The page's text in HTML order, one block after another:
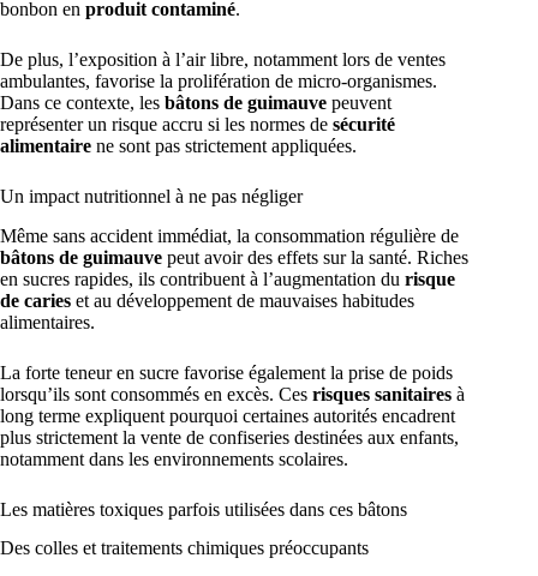
bonbon en produit contaminé.
De plus, l’exposition à l’air libre, notamment lors de ventes
ambulantes, favorise la prolifération de micro-organismes.
Dans ce contexte, les bâtons de guimauve peuvent
représenter un risque accru si les normes de sécurité
alimentaire ne sont pas strictement appliquées.
Un impact nutritionnel à ne pas négliger
Même sans accident immédiat, la consommation régulière de
bâtons de guimauve peut avoir des effets sur la santé. Riches
en sucres rapides, ils contribuent à l’augmentation du risque
de caries et au développement de mauvaises habitudes
alimentaires.
La forte teneur en sucre favorise également la prise de poids
lorsqu’ils sont consommés en excès. Ces risques sanitaires à
long terme expliquent pourquoi certaines autorités encadrent
plus strictement la vente de confiseries destinées aux enfants,
notamment dans les environnements scolaires.
Les matières toxiques parfois utilisées dans ces bâtons
Des colles et traitements chimiques préoccupants